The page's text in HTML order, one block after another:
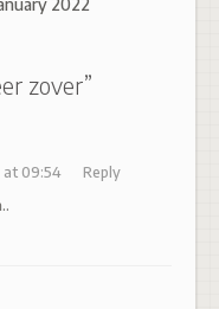
2022
zover”
at 09:54
Reply